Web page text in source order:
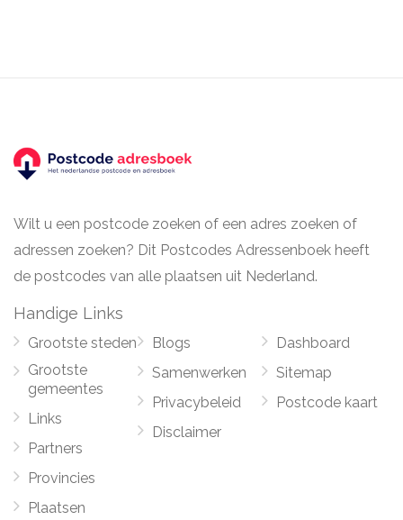
Wilt u een postcode zoeken of een adres zoeken of
adressen zoeken? Dit Postcodes Adressenboek heeft
de postcodes van alle plaatsen uit Nederland.
Handige Links
Grootste steden
Grootste
gemeentes
Links
Partners
Provincies
Plaatsen
Blogs
Samenwerken
Privacybeleid
Disclaimer
Dashboard
Sitemap
Postcode kaart